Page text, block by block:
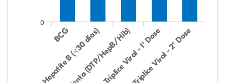
BCG
Hepatite B (<30 dias)
Penta (DTP/HepB/Hib)Tríplice Viral - 1° Dose
Tríplice Viral - 2° Dose
0